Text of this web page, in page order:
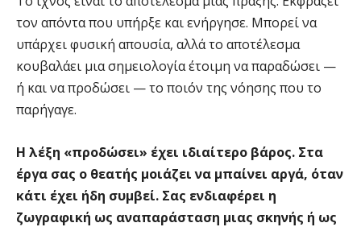
τον απόντα που υπήρξε και ενήργησε. Μπορεί να
υπάρχει φυσική απουσία, αλλά το αποτέλεσμα
κουβαλάει μια σημειολογία έτοιμη να παραδώσει —
ή και να προδώσει — το ποιόν της νόησης που το
παρήγαγε.
Η λέξη «προδώσει» έχει ιδιαίτερο βάρος. Στα
έργα σας ο θεατής μοιάζει να μπαίνει αργά, όταν
κάτι έχει ήδη συμβεί. Σας ενδιαφέρει η
ζωγραφική ως αναπαράσταση μιας σκηνής ή ως